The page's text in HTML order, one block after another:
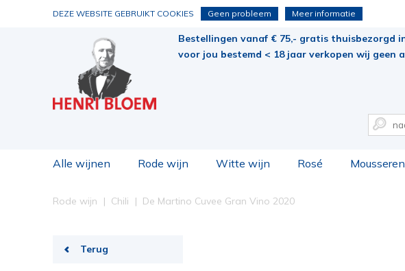
DEZE WEBSITE GEBRUIKT COOKIES Geen probleem Meer informatie
Bestellingen vanaf € 75,- gratis thuisbezorgd
voor jou bestemd < 18 jaar verkopen wij
Alle wijnen Rode wijn Witte wijn Rosé
Rode wijn Chili De Martino Cuvee Gran Vino 2020
Terug